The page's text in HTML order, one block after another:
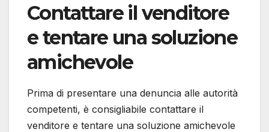
Contattare il venditore
e tentare una soluzione
amichevole
Prima di presentare una denuncia alle autorità
competenti, è consigliabile contattare il
venditore e tentare una soluzione amichevole